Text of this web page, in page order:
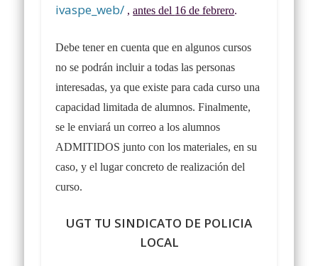
ivaspe_web/ ,antes del 16 de febrero.
Debe tener en cuenta que en algunos cursos
no se podrán incluir a todas las personas
interesadas, ya que existe para cada curso una
capacidad limitada de alumnos. Finalmente,
se le enviará un correo a los alumnos
ADMITIDOS junto con los materiales, en su
caso, y el lugar concreto de realización del
curso.
UGT TU SINDICATO DE POLICIA
LOCAL